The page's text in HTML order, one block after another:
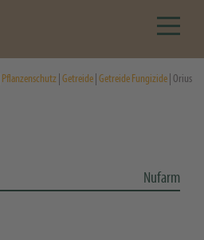
Pflanzenschutz Getreide Getreide Fungizide | Orius
Nufarm